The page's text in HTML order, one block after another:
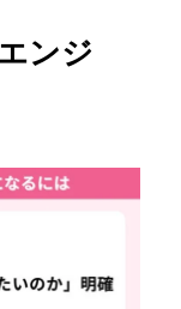
ンジ